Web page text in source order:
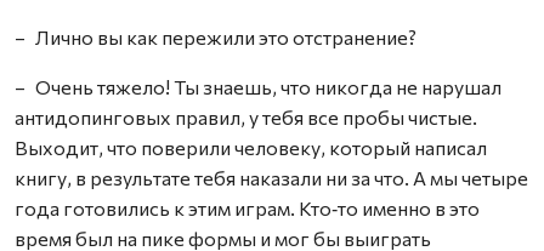
– Лично вы как пережили это отстранение?
– Очень тяжело! Ты знаешь, что никогда не нарушал
антидопинговых правил, у тебя все пробы чистые.
Выходит, что поверили человеку, который написал
книгу, в результате тебя наказали ни за что. А мы четыре
года готовились к этим играм. Кто‑то именно в это
время был на пике формы и мог бы выиграть